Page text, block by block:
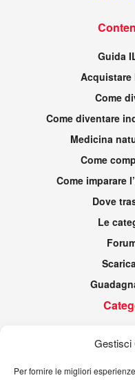
Gestisci
Per fornire le migliori
Guida
Acquistare
Come
Come diventare
Medicina
Come
Come imparare
Dove
Le